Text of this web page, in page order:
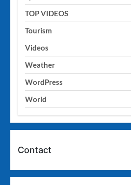
TOP VIDEOS
Tourism
Videos
Weather
WordPress
World
Contact